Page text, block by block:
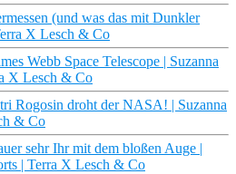
(und was das mit Dunkler
X Lesch & Co
Webb Space Telescope | Suzanna
X Lesch & Co
Rogosin droht der NASA! | Suzanna
& Co
sehr Ihr mit dem bloßen Auge |
| Terra X Lesch & Co